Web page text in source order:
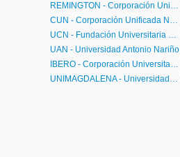
REMINGTON - Corporación Universitaria Remington
CUN - Corporación Unificada Nacional de Educación Superior
UCN - Fundación Universitaria Católica del Norte
UAN - Universidad Antonio Nariño
IBERO - Corporación Universitaria Iberoamericana
UNIMAGDALENA - Universidad del Magdalena